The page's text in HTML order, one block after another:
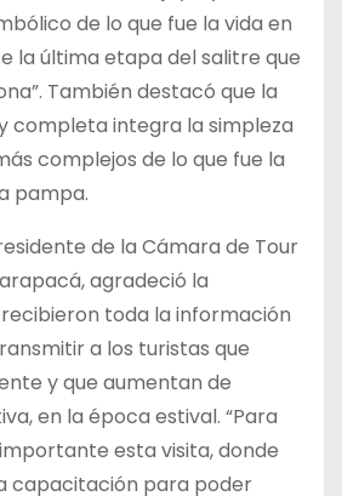
de lo que fue la vida en
la última etapa del salitre que
También destacó que la
completa integra la simpleza
complejos de lo que fue la
pampa.
de la Cámara de Tour
agradeció la
toda la información
a los turistas que
y que aumentan de
en la época estival. “Para
esta visita, donde
capacitación para poder